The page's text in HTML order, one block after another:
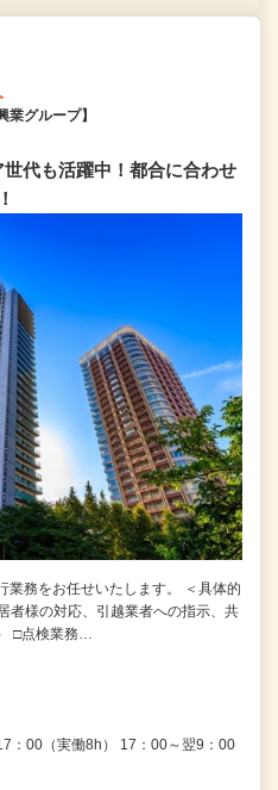
グループ】
代も活躍中！都合に合わせ
業務をお任せいたします。 ＜具体的
者様の対応、引越業者への指示、共
□点検業務…
：00（実働8h） 17：00～翌9：00